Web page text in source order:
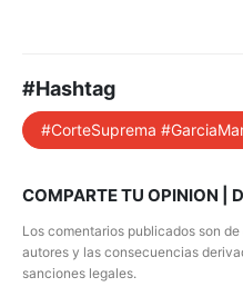
#Hashtag
#CorteSuprema
COMPARTE TU OPINION |
Los comentarios publicados son
autores y las consecuencias
sanciones legales.